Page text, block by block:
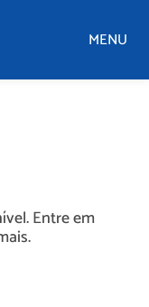
MENU
Entre em